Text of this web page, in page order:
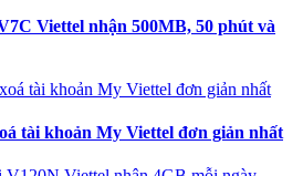
Viettel nhận 500MB, 50 phút và
tài khoản My Viettel đơn giản nhất